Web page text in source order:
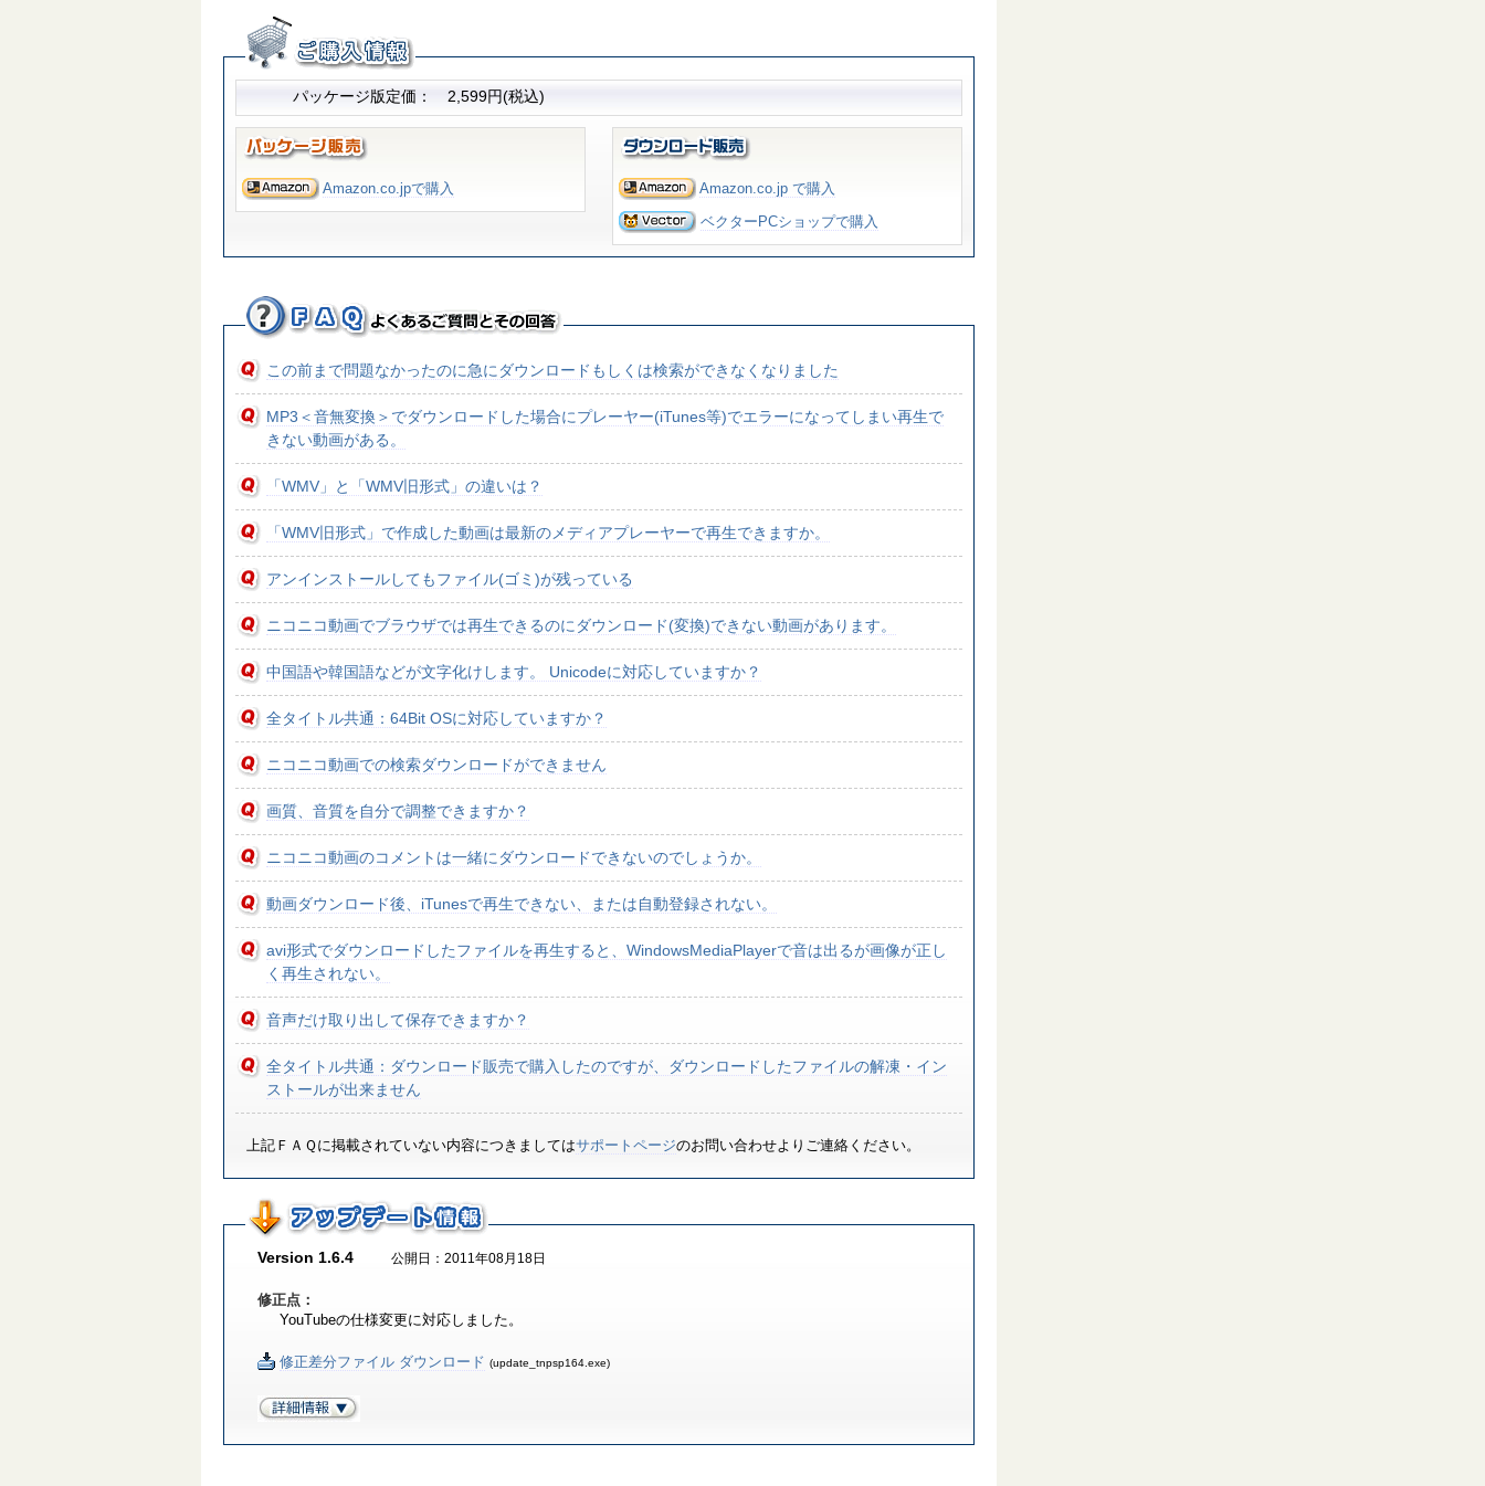
パッケージ版定価： 2,599円(税込)
Amazon.co.jpで購入
Amazon.co.jp で購入
ベクターPCショップで購入
この前まで問題なかったのに急にダウンロードもしくは検索ができなくなりました
MP3＜音無変換＞でダウンロードした場合にプレーヤー(iTunes等)でエラーになってしまい再生で
きない動画がある。
「WMV」と「WMV旧形式」の違いは？
「WMV旧形式」で作成した動画は最新のメディアプレーヤーで再生できますか。
アンインストールしてもファイル(ゴミ)が残っている
ニコニコ動画でブラウザでは再生できるのにダウンロード(変換)できない動画があります。
中国語や韓国語などが文字化けします。 Unicodeに対応していますか？
全タイトル共通：64Bit OSに対応していますか？
ニコニコ動画での検索ダウンロードができません
画質、音質を自分で調整できますか？
ニコニコ動画のコメントは一緒にダウンロードできないのでしょうか。
動画ダウンロード後、iTunesで再生できない、または自動登録されない。
avi形式でダウンロードしたファイルを再生すると、WindowsMediaPlayerで音は出るが画像が正し
く再生されない。
音声だけ取り出して保存できますか？
全タイトル共通：ダウンロード販売で購入したのですが、ダウンロードしたファイルの解凍・イン
ストールが出来ません
上記ＦＡＱに掲載されていない内容につきましてはサポートページのお問い合わせよりご連絡ください。
Version 1.6.4 公開日：2011年08月18日
修正点：
YouTubeの仕様変更に対応しました。
修正差分ファイル ダウンロード (update_tnpsp164.exe)